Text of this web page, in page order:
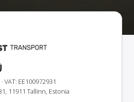
· VAT: EE100972931
11911 Tallinn, Estonia